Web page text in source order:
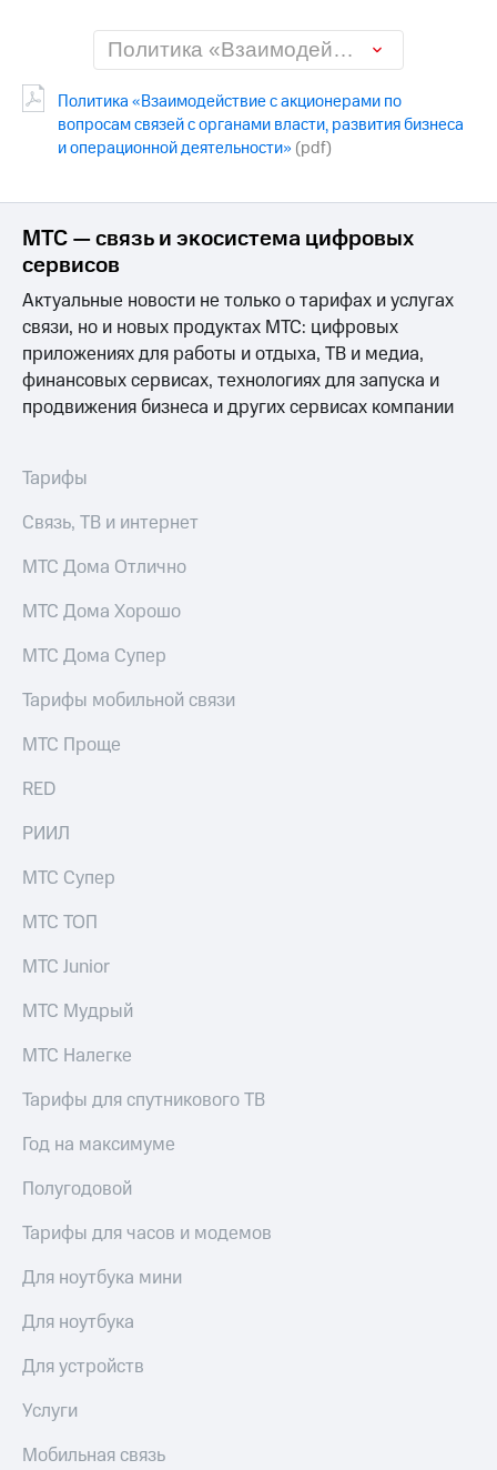
МТС
о технологиях
Достижения
Интервью
отчетность
Контакты
в
регионе
и акционерам
Корпоративное
управление
информации
акционерам
ПАО
"МТС"
Собрания
акционеров
Личный
кабинет
Акционерный
акций
Описание
приобретения
выкупа
акций
Дивиденды
облигаций
Описание
Еврооблигации-2023
Уведомление
о
именных
Другое
Регистратор
Контакты
этика
Политика «Взаимодействие с акционерами по вопросам связей с органами власти, развития бизнеса и операционной деятельности»
Политика «Взаимодействие с акционерами по
вопросам связей с органами власти, развития бизнеса
и операционной деятельности» (pdf)
МТС — связь и экосистема цифровых
сервисов
Актуальные новости не только о тарифах и услугах
связи, но и новых продуктах МТС: цифровых
приложениях для работы и отдыха, ТВ и медиа,
финансовых сервисах, технологиях для запуска и
продвижения бизнеса и других сервисах компании
Тарифы
Связь, ТВ и интернет
МТС Дома Отлично
МТС Дома Хорошо
МТС Дома Супер
Тарифы мобильной связи
МТС Проще
RED
РИИЛ
МТС Супер
МТС ТОП
МТС Junior
МТС Мудрый
МТС Налегке
Тарифы для спутникового ТВ
Год на максимуме
Полугодовой
Тарифы для часов и модемов
Для ноутбука мини
Для ноутбука
Для устройств
Услуги
Мобильная связь